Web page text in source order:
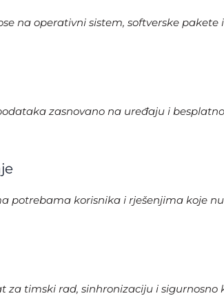
na operativni sistem, softverske pakete
zasnovano na uređaju i
potrebama korisnika i rješenjima koje
za timski rad, sinhronizaciju i sigurnosno